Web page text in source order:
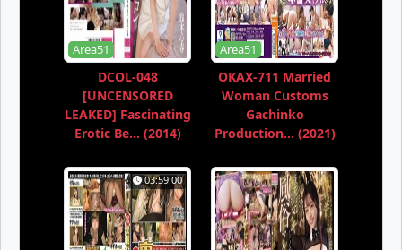
Area51
DCOL-048
[UNCENSORED
LEAKED] Fascinating
Erotic Be... (2014)
Area51
OKAX-711 Married
Woman Customs
Gachinko
Production... (2021)
03:59:00